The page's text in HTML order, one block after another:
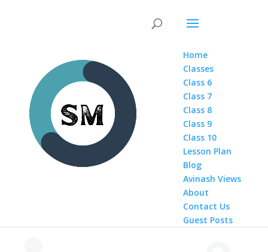
Home
Classes
Class 6
Class 7
Class 8
Class 9
Class 10
Lesson Plan
Blog
Avinash Views
About
Contact Us
Guest Posts